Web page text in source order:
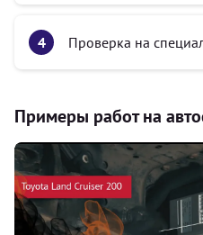
Проверка на
Примеры работ на